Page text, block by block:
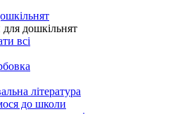
дошкільнят
всі
література
до школи